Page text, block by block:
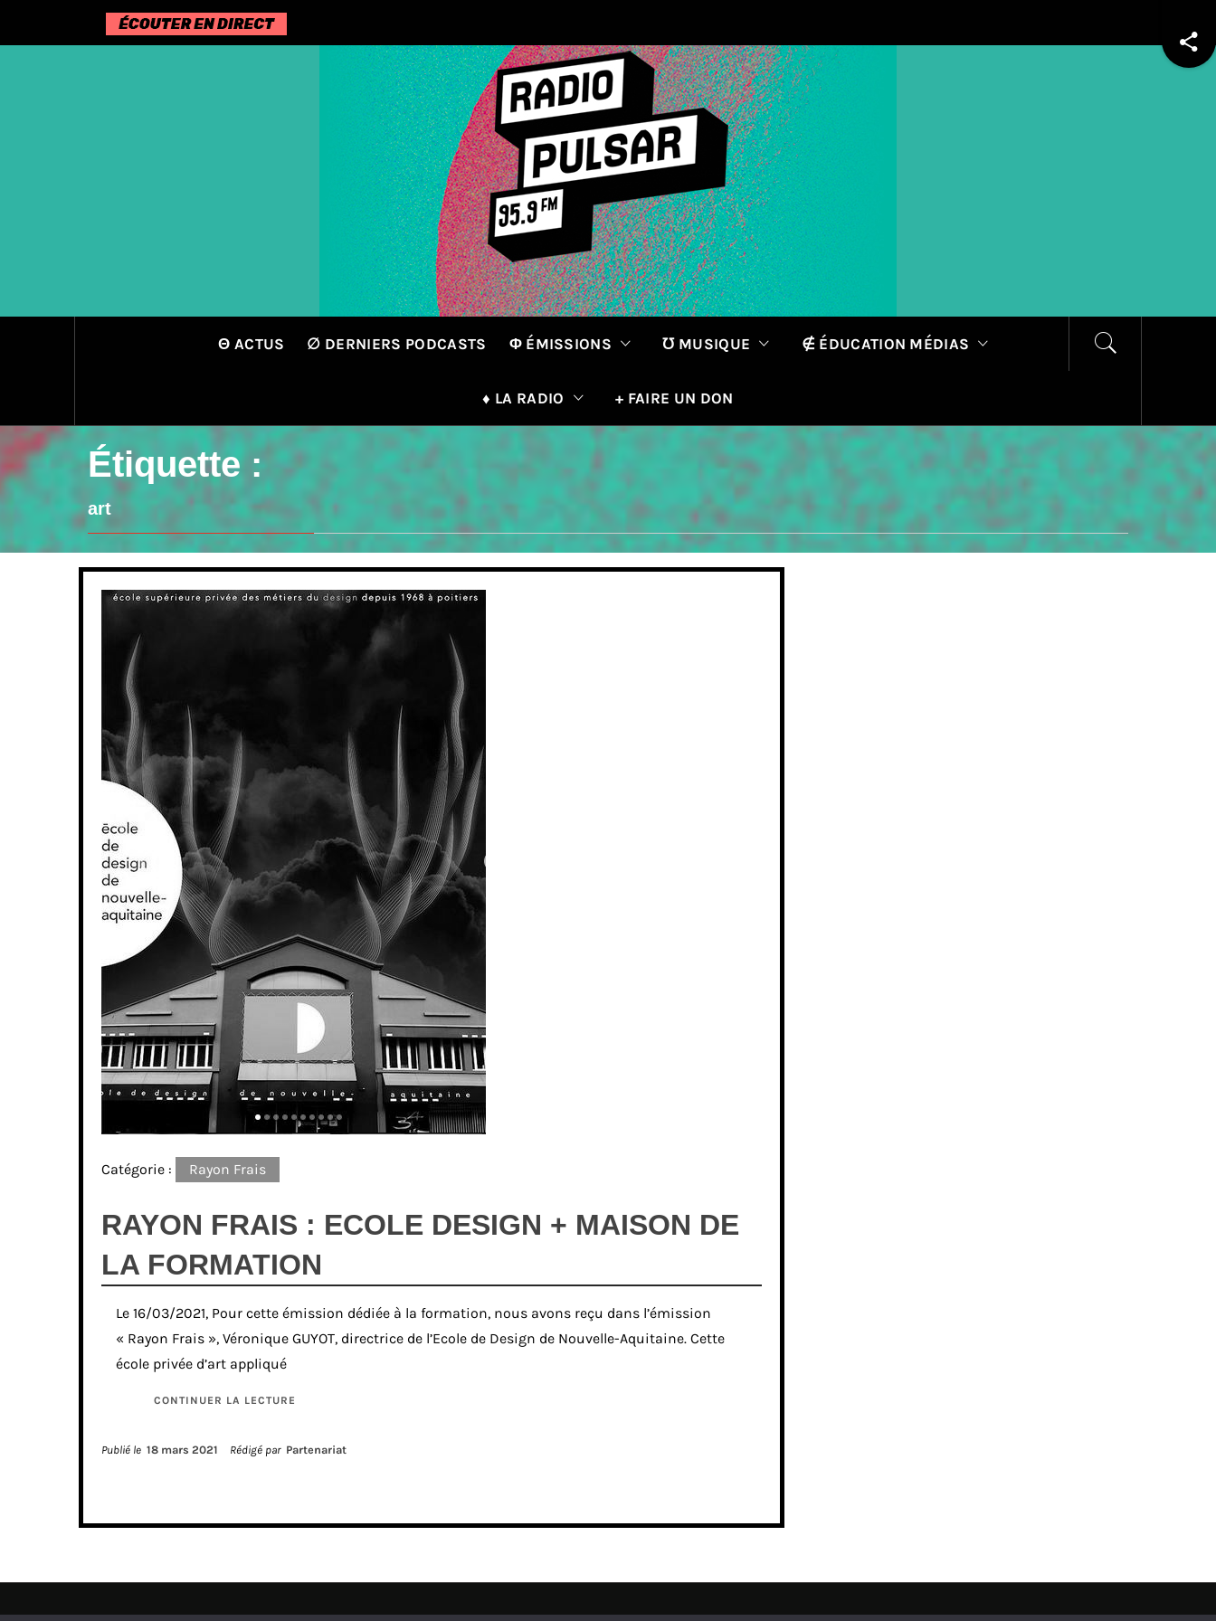
Θ ACTUS ∅ DERNIERS PODCASTS Φ ÉMISSIONS ℧ MUSIQUE ∉ ÉDUCATION MÉDIAS
♦ LA RADIO + FAIRE UN DON
Étiquette :
art
Catégorie : Rayon Frais
RAYON FRAIS : ECOLE DESIGN + MAISON DE
LA FORMATION
Le 16/03/2021, Pour cette émission dédiée à la formation, nous avons reçu dans l’émission
« Rayon Frais », Véronique GUYOT, directrice de l’Ecole de Design de Nouvelle-Aquitaine. Cette
école privée d’art appliqué
CONTINUER LA LECTURE
Publié le 18 mars 2021 Rédigé par Partenariat